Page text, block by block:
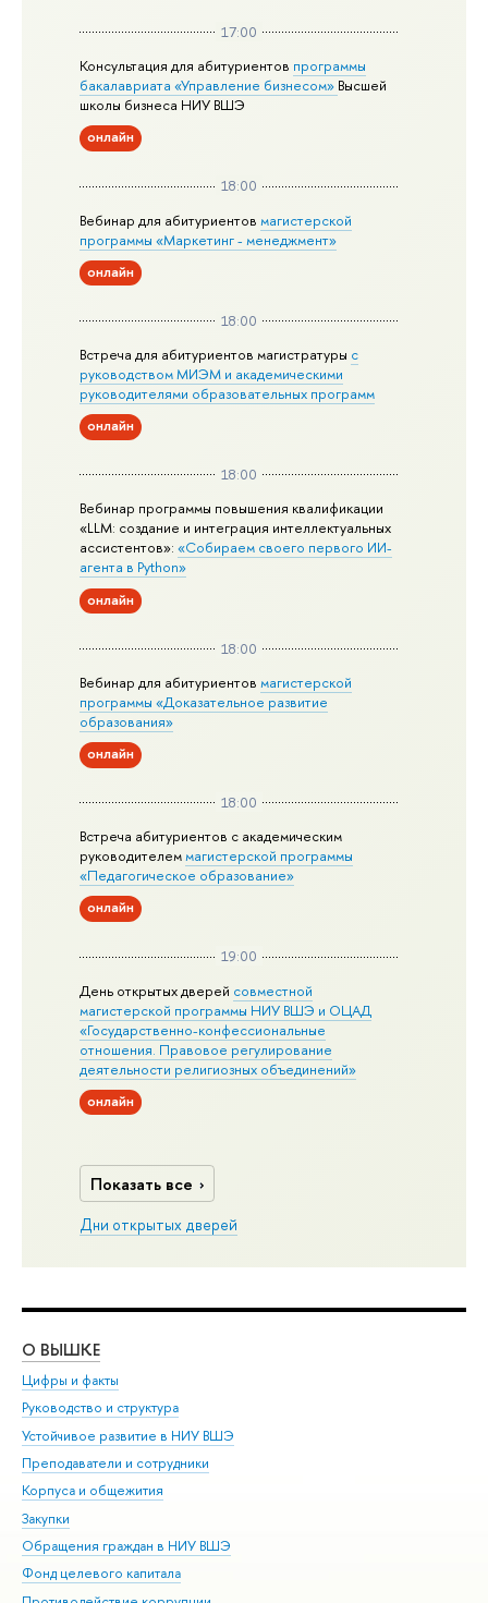
17:00
Консультация для абитуриентов программы
бакалавриата «Управление бизнесом» Высшей
школы бизнеса НИУ ВШЭ
онлайн
18:00
Вебинар для абитуриентовмагистерской
программы «Маркетинг - менеджмент»
онлайн
18:00
Встреча для абитуриентов магистратуры с
руководством МИЭМ и академическими
руководителями образовательных программ
онлайн
18:00
Вебинар программы повышения квалификации
«LLM: создание и интеграция интеллектуальных
ассистентов»:«Собираем своего первого ИИ-
агента в Python»
онлайн
18:00
Вебинар для абитуриентовмагистерской
программы «Доказательное развитие
образования»
онлайн
18:00
Встреча абитуриентов с академическим
руководителеммагистерской программы
«Педагогическое образование»
онлайн
19:00
День открытых дверей совместной
магистерской программы НИУ ВШЭ и ОЦАД
«Государственно-конфессиональные
отношения. Правовое регулирование
деятельности религиозных объединений»
онлайн
Показать все
Дни открытых дверей
О ВЫШКЕ
Цифры и факты
Руководство и структура
Устойчивое развитие в НИУ ВШЭ
Преподаватели и сотрудники
Корпуса и общежития
Закупки
Обращения граждан в НИУ ВШЭ
Фонд целевого капитала